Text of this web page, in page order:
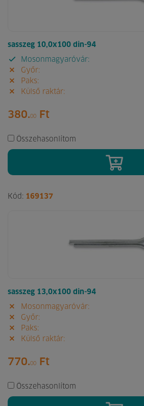
sasszeg 10,0x100 din-94
Mosonmagyaróvár:
Győr:
Paks:
Külső raktár:
380.00 Ft
Összehasonlítom
Kód: 169137
sasszeg 13,0x100 din-94
Mosonmagyaróvár:
Győr:
Paks:
Külső raktár:
770.00 Ft
Összehasonlítom